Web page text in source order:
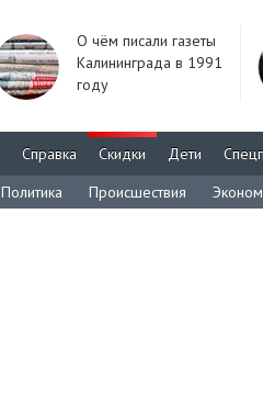
О чём писали газеты
Калининграда в 1991
году
Справка Скидки Дети
Политика Происшествия